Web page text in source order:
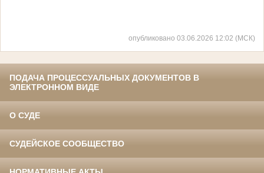
опубликовано 03.06.2026 12:02 (МСК)
ПОДАЧА ПРОЦЕССУАЛЬНЫХ ДОКУМЕНТОВ В
ЭЛЕКТРОННОМ ВИДЕ
О СУДЕ
СУДЕЙСКОЕ СООБЩЕСТВО